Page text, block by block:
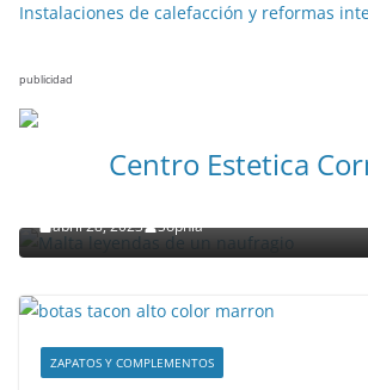
Instalaciones de calefacción y reformas
publicidad
Centro Estetica
abril 28, 2023 Sophia
ZAPATOS Y COMPLEMENTOS